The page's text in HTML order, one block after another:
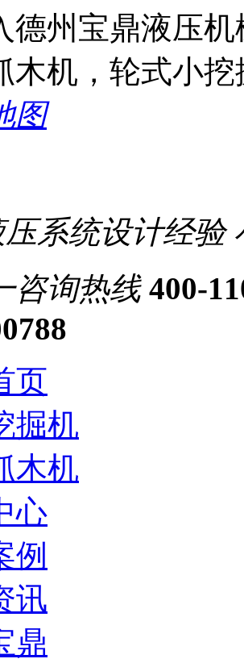
德州宝鼎液压
木机，轮式小
图
系统设计经验
咨询热线 400-
页
掘机
木机
心
例
讯
鼎